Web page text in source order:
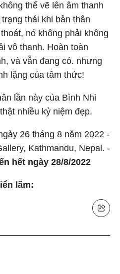
thể vẽ lên âm thanh
thái khi bản thân
nó không phải không
vô thanh. Hoàn toàn
và vẫn đang có. nhưng
lặng của tâm thức!
lần này của Bình Nhi
nhiều kỷ niệm đẹp.
26 tháng 8 năm 2022 -
Kathmandu, Nepal. -
hết ngày 28/8/2022
lãm: